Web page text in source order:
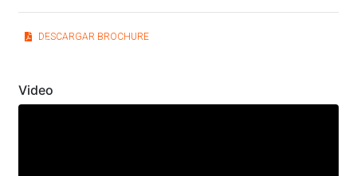
DESCARGAR BROCHURE
Video